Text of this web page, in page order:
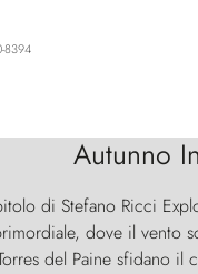
8394
Autunno
di Stefano Ricci
dove il vento
del Paine sfidano il